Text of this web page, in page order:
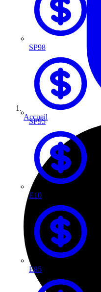
SP98
SP95
E10
E85
Accueil